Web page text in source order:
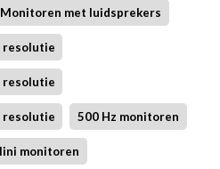
Monitoren met luidsprekers
resolutie
resolutie
resolutie 500 Hz monitoren
monitoren